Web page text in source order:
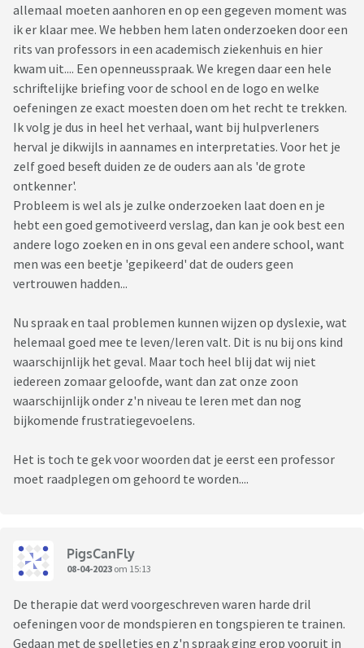
allemaal moeten aanhoren en op een gegeven moment was
ik er klaar mee. We hebben hem laten onderzoeken door een
rits van professors in een academisch ziekenhuis en hier
kwam uit.... Een openneusspraak. We kregen daar een hele
schriftelijke briefing voor de school en de logo en welke
oefeningen ze exact moesten doen om het recht te trekken.
Ik volg je dus in heel het verhaal, want bij hulpverleners
herval je dikwijls in aannames en interpretaties. Voor het je
zelf goed beseft duiden ze de ouders aan als 'de grote
ontkenner'.
Probleem is wel als je zulke onderzoeken laat doen en je
hebt een goed gemotiveerd verslag, dan kan je ook best een
andere logo zoeken en in ons geval een andere school, want
men was een beetje 'gepikeerd' dat de ouders geen
vertrouwen hadden...
Nu spraak en taal problemen kunnen wijzen op dyslexie, wat
helemaal goed mee te leven/leren valt. Dit is nu bij ons kind
waarschijnlijk het geval. Maar toch heel blij dat wij niet
iedereen zomaar geloofde, want dan zat onze zoon
waarschijnlijk onder z'n niveau te leren met dan nog
bijkomende frustratiegevoelens.
Het is toch te gek voor woorden dat je eerst een professor
moet raadplegen om gehoord te worden....
PigsCanFly
08-04-2023 om 15:13
De therapie dat werd voorgeschreven waren harde dril
oefeningen voor de mondspieren en tongspieren te trainen.
Gedaan met de spelletjes en z'n spraak ging erop vooruit in